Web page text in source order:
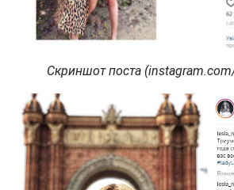
Скриншот поста